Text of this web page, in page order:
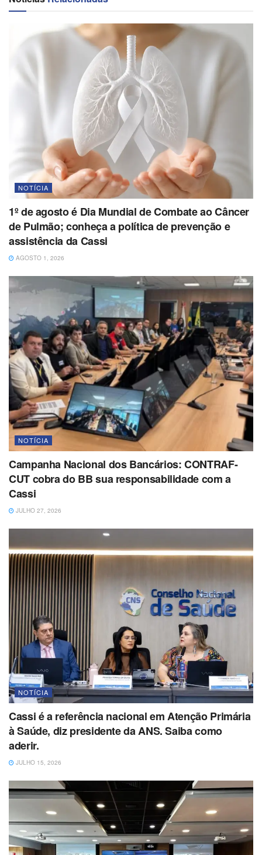
NOTÍCIA
1º de agosto é Dia Mundial de Combate ao Câncer
de Pulmão; conheça a política de prevenção e
assistência da Cassi
AGOSTO 1, 2026
NOTÍCIA
Campanha Nacional dos Bancários: CONTRAF-
CUT cobra do BB sua responsabilidade com a
Cassi
JULHO 27, 2026
NOTÍCIA
Cassi é a referência nacional em Atenção Primária
à Saúde, diz presidente da ANS. Saiba como
aderir.
JULHO 15, 2026